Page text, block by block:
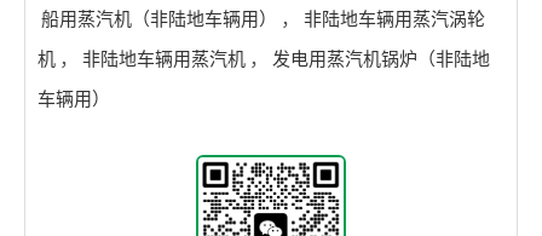
船用蒸汽机（非陆地车辆用）
，
非陆地车辆用蒸汽涡轮
机 ， 非陆地车辆用蒸汽机 ，
发电用蒸汽机锅炉（非陆地
车辆用）